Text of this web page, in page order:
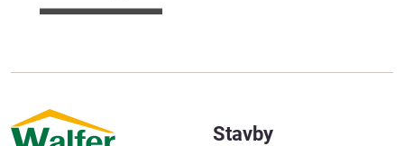
Stavby